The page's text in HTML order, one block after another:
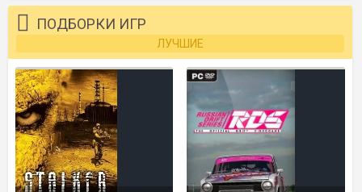
ПОДБОРКИ ИГР
ЛУЧШИЕ